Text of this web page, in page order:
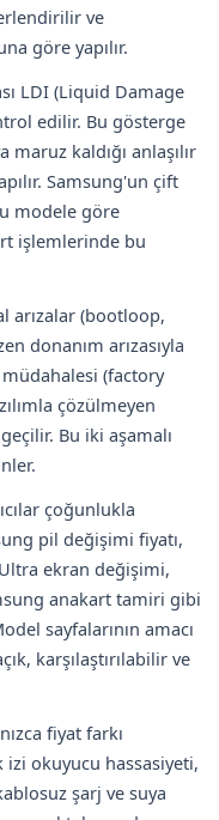
ve
göre yapılır.
LDI (Liquid Damage
edilir. Bu gösterge
maruz kaldığı anlaşılır
Samsung'un çift
modele göre
işlemlerinde bu
arızalar (bootloop,
donanım arızasıyla
müdahalesi (factory
çözülmeyen
Bu iki aşamalı
çoğunlukla
pil değişimi fiyatı,
ekran değişimi,
anakart tamiri gibi
sayfalarının amacı
karşılaştırılabilir ve
fiyat farkı
okuyucu hassasiyeti,
şarj ve suya